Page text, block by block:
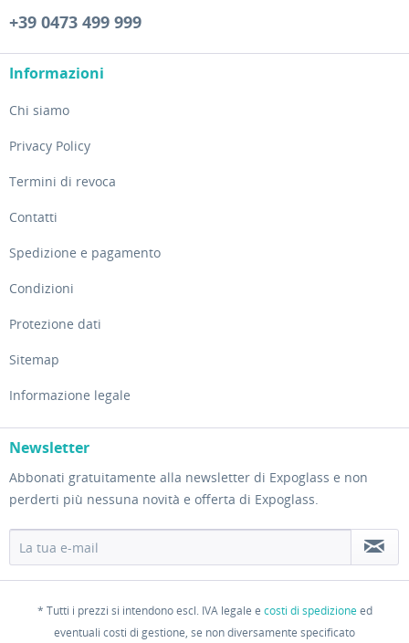
+39 0473 499 999
Informazioni
Chi siamo
Privacy Policy
Termini di revoca
Contatti
Spedizione e pagamento
Condizioni
Protezione dati
Sitemap
Informazione legale
Newsletter
Abbonati gratuitamente alla newsletter di Expoglass e non
perderti più nessuna novità e offerta di Expoglass.
* Tutti i prezzi si intendono escl. IVA legale e costi di spedizioneed
eventuali costi di gestione, se non diversamente specificato